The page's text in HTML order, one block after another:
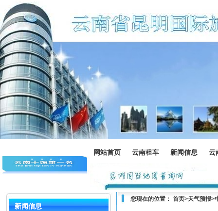
网站首页 云南租车 新闻信息 云
新闻信息
您现在的位置： 首页>天气预报>